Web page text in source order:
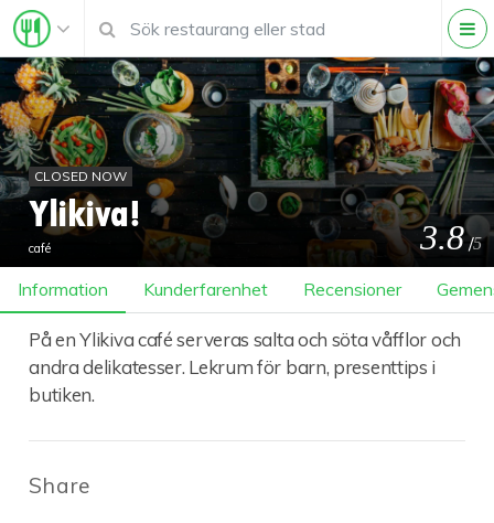
CLOSED NOW
Ylikiva!
café 3.8 /5
Information Kunderfarenhet Recensioner
På en Ylikiva café serveras salta och söta våfflor och
andra delikatesser. Lekrum för barn, presenttips i
butiken.
Share